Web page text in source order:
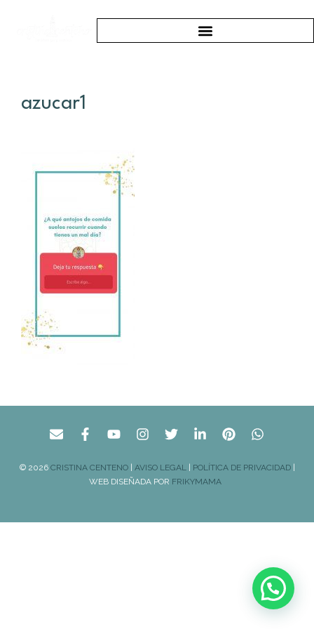
azucar1
© 2026 CRISTINA CENTENO| AVISO LEGAL| POLÍTICA DE PRIVACIDAD|
WEB DISEÑADA POR FRIKYMAMA